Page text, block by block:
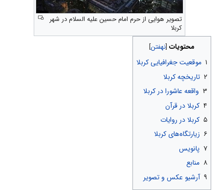
تصویر هوایی از حرم امام حسین علیه السلام در شهر
کربلا
محتویات
۱ موقعیت جغرافیایی کربلا
۲ تاریخچه کربلا
۳ واقعه عاشورا در کربلا
۴ کربلا در قرآن
۵ کربلا در روایات
۶ زیارتگاه‌هاى کربلا
۷ پانویس
۸ منابع
۹ آرشیو عکس و تصویر